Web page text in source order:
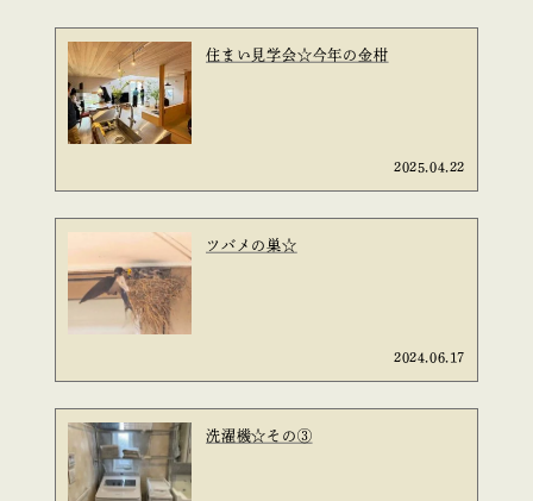
住まい見学会☆今年の金柑
2025.04.22
ツバメの巣☆
2024.06.17
洗濯機☆その③